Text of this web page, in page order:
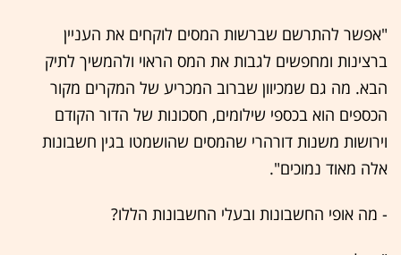
"אפשר להתרשם שברשות המסים לוקחים את העניין
ברצינות ומחפשים לגבות את המס הראוי ולהמשיך לתיק
הבא. מה גם שמכיוון שברוב המכריע של המקרים מקור
הכספים הוא בכספי שילומים, חסכונות של הדור הקודם
וירושות משנות דורהרי שהמסים שהושמטו בגין חשבונות
אלה מאוד נמוכים".
- מה אופי החשבונות ובעלי החשבונות הללו?